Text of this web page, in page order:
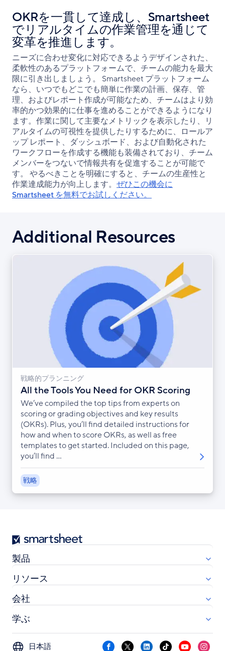
OKRを一貫して達成し、Smartsheet
でリアルタイムの作業管理を通じて
変革を推進します。
ニーズに合わせ変化に対応できるようデザインされた、
柔軟性のあるプラットフォームで、チームの能力を最大
限に引き出しましょう。 Smartsheet プラットフォーム
なら、いつでもどこでも簡単に作業の計画、保存、管
理、およびレポート作成が可能なため、チームはより効
率的かつ効果的に仕事を進めることができるようになり
ます。作業に関して主要なメトリックを表示したり、リ
アルタイムの可視性を提供したりするために、ロールア
ップ レポート、ダッシュボード、および自動化された
ワークフローを作成する機能も装備されており、チーム
メンバーをつないで情報共有を促進することが可能で
す。 やるべきことを明確にすると、チームの生産性と
作業達成能力が向上します。 ぜひこの機会に
Smartsheet を無料でお試しください。
Additional Resources
戦略的プランニング
All the Tools You Need for OKR Scoring
We’ve compiled the top tips from experts on
scoring or grading objectives and key results
(OKRs). Plus, you’ll find detailed instructions for
how and when to score OKRs, as well as free
templates to get started. Included on this page,
you’ll find ...
戦略
Smartsheet
製品
リソース
会社
学ぶ
Select
Facebook
X LinkedInTikTokYouTube